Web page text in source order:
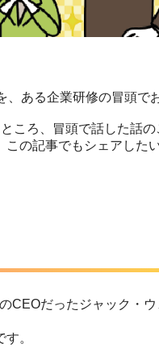
ある企業研修の冒頭で
ころ、冒頭で話した話
の記事でもシェアした
CEOだったジャック・
。